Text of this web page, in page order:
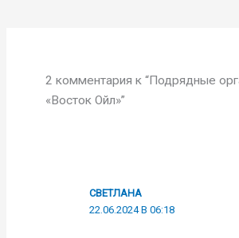
2 комментария к “Подрядные
«Восток Ойл»”
СВЕТЛАНА
22.06.2024 В 06:18